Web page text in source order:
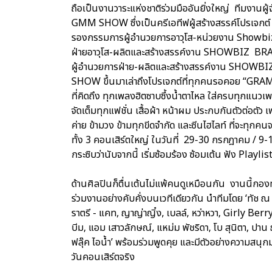
ถือเป็นงานวาระแห่งชาติร่วมมืออันยิ่งใหญ่ ทีมงาน
GMM SHOW ซึ่งเป็นครีเอทีฟผู้สร้างสรรค์โปรเจก
รองกรรมการผู้อำนวยการอาวุโส-หน่วยงาน
ฝ่ายอาวุโส-ผลิตและสร้างสรรค์งาน SHOWBIZ
ผู้อำนวยการฝ่าย-ผลิตและสร้างสรรค์งาน
SHOW ขึ้นมาเล่าถึงโปรเจกต์ที่ทุกคนรอคอย
ที่คิดถึง ทุกเพลงฮิตซาบซึ้งน้ำตาไหล ใส่ครบทุกแนว
จัดเต็มทุกแฟชั่น เสื้อผ้า หน้าผม ประกบกันตัวต่อตัว เ
ค่าย ข้ามวง ข้ามทุกขีดจำกัด และซีนไฮไลท์ ที่จะทุกค
ทั้ง 3 คอนเสิร์ตใหญ่ ในวันที่ 29-30 กรกฎาคม / 9-
กระซิบว่านับจากนี้ เริ่มซ้อมร้อง ซ้อมเต้น ฟัง
ด้านศิลปินก็ตื่นเต้นไม่แพ้คนดูเหมือนกัน งานนี้กองทั
ร่วมงานอย่างคับคั่งบนเวทีเดียวกัน นำทีมโดย ‘ทัช
ราตรี - แคท, ญาญ่าญิ๋ง, เบลล์, หว่าหวา, Girly
บีม, แอม เสาวลักษณ์, แหม่ม พัชริดา, โบ สุนิตา, ปา
ฟลุ๊ค ไอน้ำ’ พร้อมร่วมพูดคุย และมีตัวอย่างความสนุ
วันคอนเสิร์ตจริง